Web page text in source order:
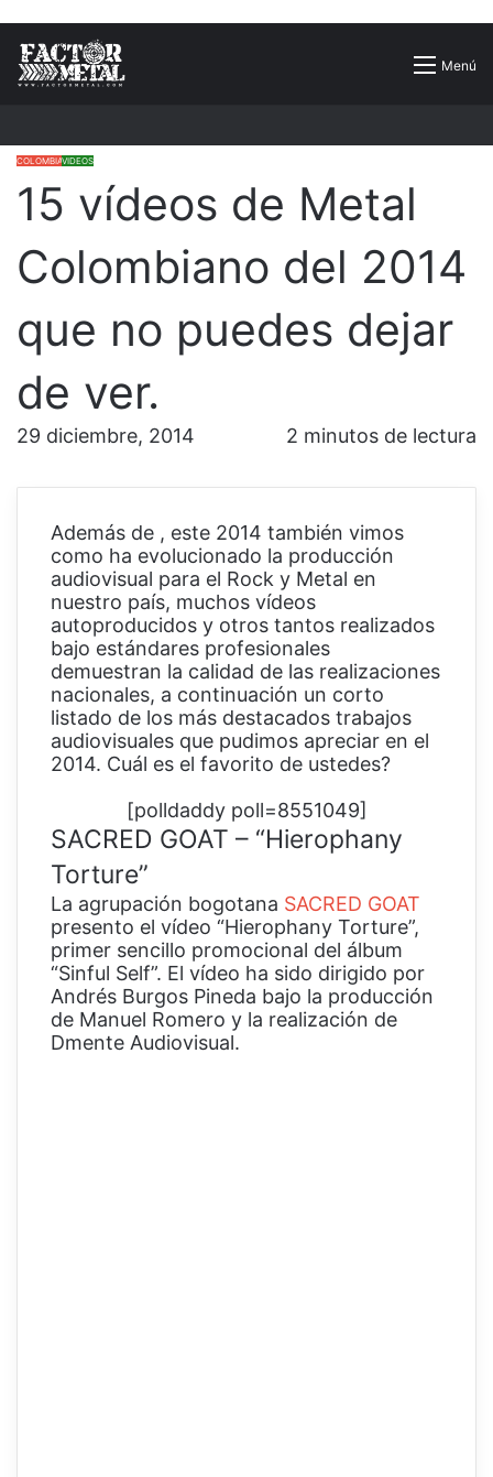
Menú
Buscar
COLOMBIAVIDEOS
15 vídeos de Metal
Colombiano del 2014
que no puedes dejar
de ver.
29 diciembre, 2014 2 minutos de lectura
Además de , este 2014 también vimos
como ha evolucionado la producción
audiovisual para el Rock y Metal en
nuestro país, muchos vídeos
autoproducidos y otros tantos realizados
bajo estándares profesionales
demuestran la calidad de las realizaciones
nacionales, a continuación un corto
listado de los más destacados trabajos
audiovisuales que pudimos apreciar en el
2014. Cuál es el favorito de ustedes?
[polldaddy poll=8551049]
SACRED GOAT – “Hierophany
Torture”
La agrupación bogotana SACRED GOAT
presento el vídeo “Hierophany Torture”,
primer sencillo promocional del álbum
“Sinful Self”. El vídeo ha sido dirigido por
Andrés Burgos Pineda bajo la producción
de Manuel Romero y la realización de
Dmente Audiovisual.